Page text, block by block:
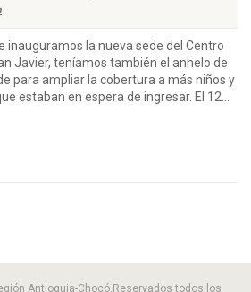
inauguramos la nueva sede del Centro
Javier, teníamos también el anhelo de
para ampliar la cobertura a más niños y
estaban en espera de ingresar. El 12...
Antioquia-Chocó.Reservados todos los